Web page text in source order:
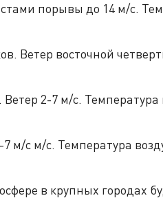
порывы до 14 м/с.
Ветер восточной
2-7 м/с. Температура
м/с м/с. Температура
в крупных городах